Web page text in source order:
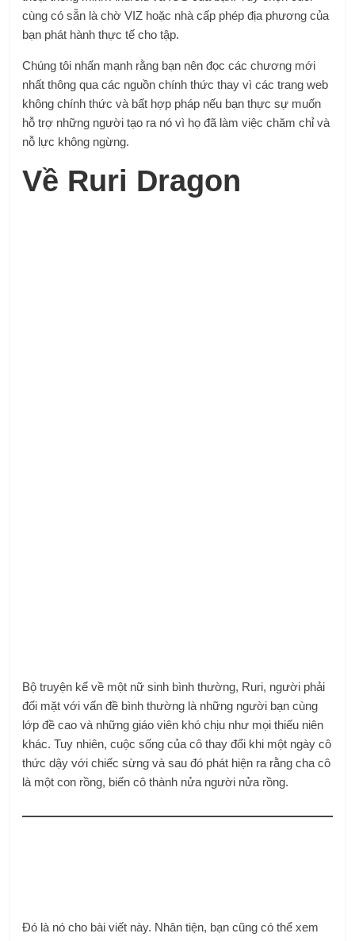
cùng có sẵn là chờ VIZ hoặc nhà cấp phép địa phương của
bạn phát hành thực tế cho tập.
Chúng tôi nhấn mạnh rằng bạn nên đọc các chương mới
nhất thông qua các nguồn chính thức thay vì các trang web
không chính thức và bất hợp pháp nếu bạn thực sự muốn
hỗ trợ những người tạo ra nó vì họ đã làm việc chăm chỉ và
nỗ lực không ngừng.
Về Ruri Dragon
Bộ truyện kể về một nữ sinh bình thường, Ruri, người phải
đối mặt với vấn đề bình thường là những người bạn cùng
lớp đề cao và những giáo viên khó chịu như mọi thiếu niên
khác. Tuy nhiên, cuộc sống của cô thay đổi khi một ngày cô
thức dậy với chiếc sừng và sau đó phát hiện ra rằng cha cô
là một con rồng, biến cô thành nửa người nửa rồng.
Đó là nó cho bài viết này. Nhân tiện, bạn cũng có thể xem